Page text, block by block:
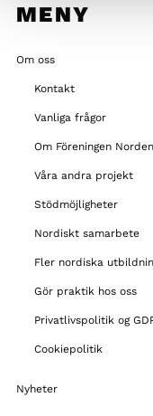
MENY
Om oss
Kontakt
Vanliga frågor
Om Föreningen Norden
Våra andra projekt
Stödmöjligheter
Nordiskt samarbete
Fler nordiska
Gör praktik hos oss
Privatlivspolitik og
Cookiepolitik
Nyheter